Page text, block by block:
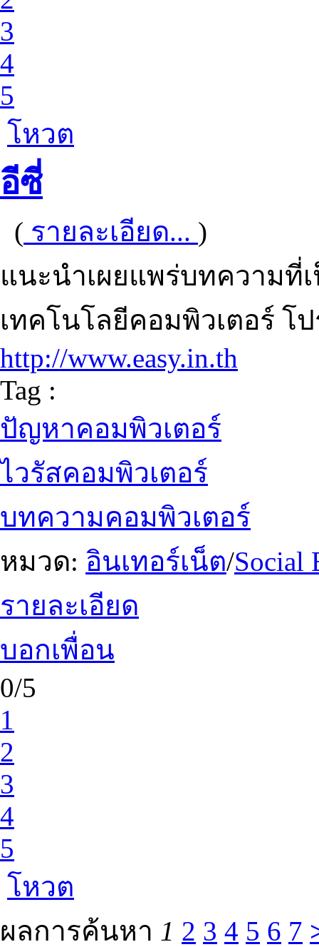
3
4
5
โหวต
อีซี่
( รายละเอียด... )
แนะนำเผยแพร่บทความที่
เทคโนโลยีคอมพิวเตอร์ โ
http://www.easy.in.th
Tag :
ปัญหาคอมพิวเตอร์
ไวรัสคอมพิวเตอร์
บทความคอมพิวเตอร์
หมวด: อินเทอร์เน็ต/Social
รายละเอียด
บอกเพื่อน
0/5
1
2
3
4
5
โหวต
ผลการค้นหา 1 2 3 4 5 6 7